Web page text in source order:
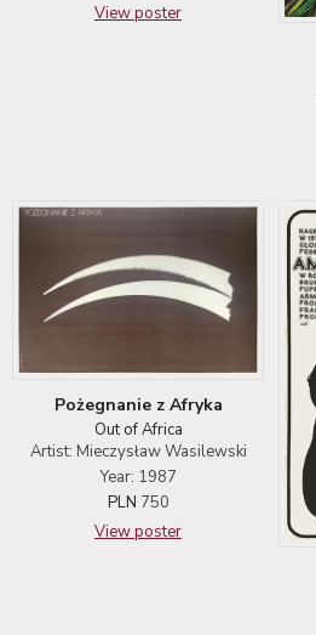
View poster
Pożegnanie z Afryka
Out of Africa
Artist: Mieczysław Wasilewski
Year: 1987
PLN 750
View poster